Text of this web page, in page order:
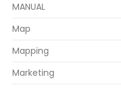
MANUAL
Map
Mapping
Marketing